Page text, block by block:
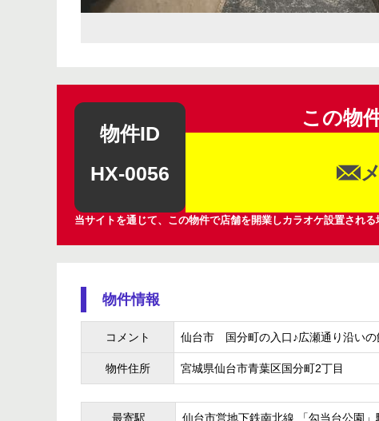
物件ID
HX-0056
この物
当サイトを通じて、この物件で店舗を開業しカラオケ設置され
物件情報
コメント 仙台市 国分町の入口♪広瀬通り沿いの
物件住所 宮城県仙台市青葉区国分町2丁目
最寄駅
仙台市営地下鉄南北線 「勾当台公園」